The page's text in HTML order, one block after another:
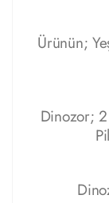
Ürünün;
Dinozor;